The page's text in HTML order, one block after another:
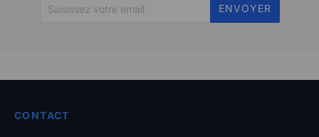
ENVOYER
CONTACT